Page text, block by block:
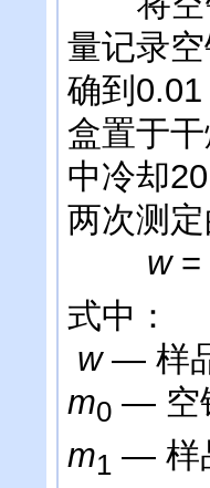
量记录
确到
盒置于
中冷却
两次测
w=
式中：
w— 样
m0 —
m1 — 样